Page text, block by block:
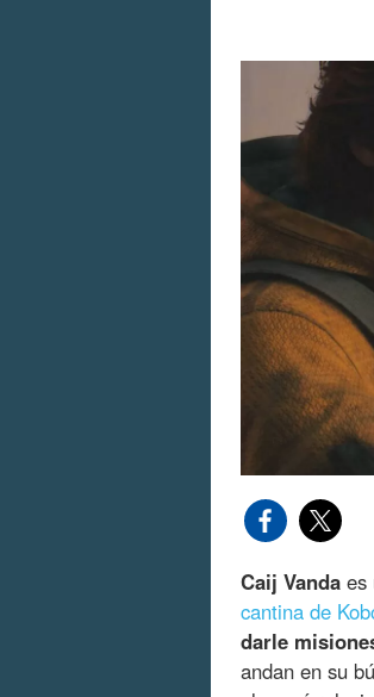
Caij Vanda es
cantina de
darle
andan en su